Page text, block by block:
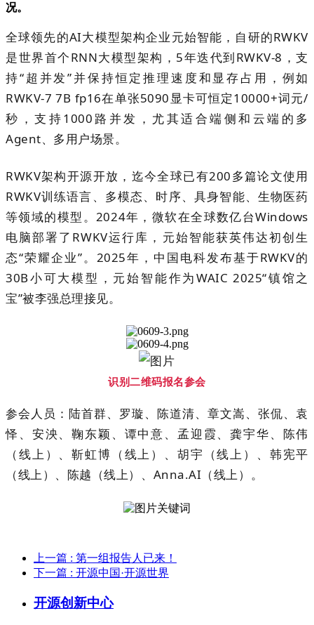
况。
全球领先的AI大模型架构企业元始智能，自研的RWKV
是世界首个RNN大模型架构，5年迭代到RWKV-8，支
持“超并发”并保持恒定推理速度和显存占用，例如
RWKV-7 7B fp16在单张5090显卡可恒定10000+词元/
秒，支持1000路并发，尤其适合端侧和云端的多
Agent、多用户场景。
RWKV架构开源开放，迄今全球已有200多篇论文使用
RWKV训练语言、多模态、时序、具身智能、生物医药
等领域的模型。2024年，微软在全球数亿台Windows
电脑部署了RWKV运行库，元始智能获英伟达初创生
态“荣耀企业”。2025年，中国电科发布基于RWKV的
30B小可大模型，元始智能作为WAIC 2025“镇馆之
宝”被李强总理接见。
识别二维码报名参会
参会人员：陆首群、罗璇、陈道清、章文嵩、张侃、袁
怿、安泱、鞠东颖、谭中意、孟迎霞、龚宇华、陈伟
（线上）、靳虹博（线上）、胡宇（线上）、韩宪平
（线上）、陈越（线上）、Anna.AI（线上）。
上一篇 : 第一组报告人已来！
下一篇 : 开源中国·开源世界
开源创新中心